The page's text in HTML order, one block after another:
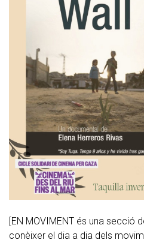
[EN MOVIMENT és una secció
conèixer el dia a dia dels